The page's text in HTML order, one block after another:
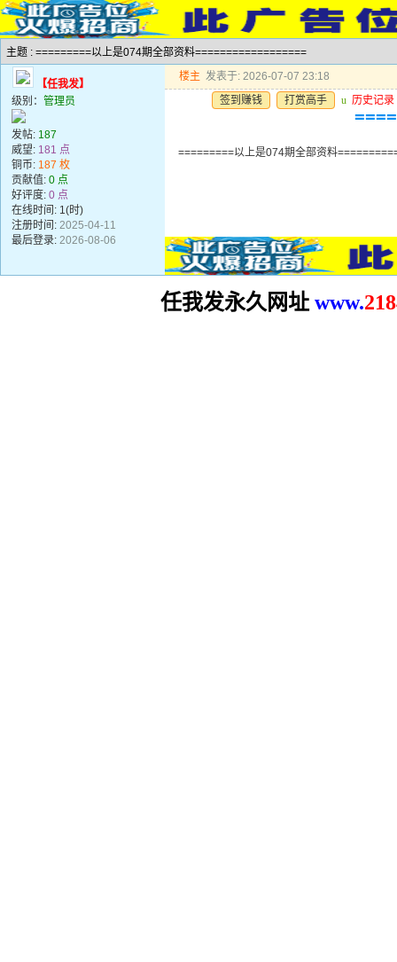
主题 : =========以上是074期全部资料==================
【任我发】
级别： 管理员
发帖: 187
威望: 181 点
铜币: 187 枚
贡献值: 0 点
好评度: 0 点
在线时间: 1(时)
注册时间: 2025-04-11
最后登录: 2026-08-06
楼主 发表于: 2026-07-07 23:18
签到赚钱
打赏高手 u 历史记录
=========以上是074期全部资料
任我发永久网址 www.2